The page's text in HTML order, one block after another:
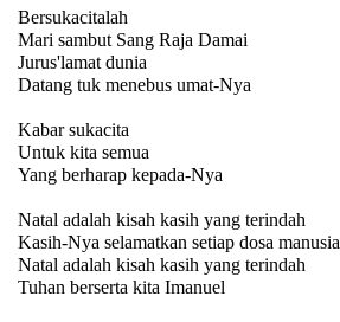
Bersukacitalah
Mari sambut Sang Raja Damai
Jurus'lamat dunia
Datang tuk menebus umat-Nya
Kabar sukacita
Untuk kita semua
Yang berharap kepada-Nya
Natal adalah kisah kasih yang terindah
Kasih-Nya selamatkan setiap dosa manusia
Natal adalah kisah kasih yang terindah
Tuhan berserta kita Imanuel